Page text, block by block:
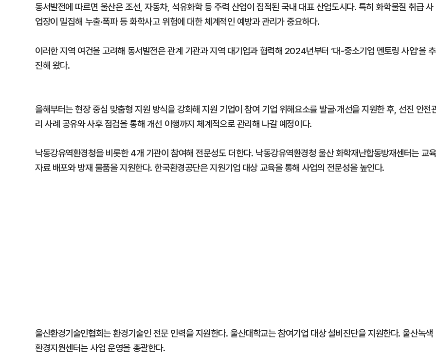
동서발전에 따르면 울산은 조선, 자동차, 석유화학 등 주력 산업이 집적된 국내 대표 산업도시다. 특히 화학물질 취급 사
업장이 밀집해 누출·폭파 등 화학사고 위험에 대한 체계적인 예방과 관리가 중요하다.
이러한 지역 여건을 고려해 동서발전은 관계 기관과 지역 대기업과 협력해 2024년부터 ‘대-중소기업 멘토링 사업’을 추
진해 왔다.
올해부터는 현장 중심 맞춤형 지원 방식을 강화해 지원 기업이 참여 기업 위해요소를 발굴·개선을 지원한 후, 선진 안전
리 사례 공유와 사후 점검을 통해 개선 이행까지 체계적으로 관리해 나갈 예정이다.
낙동강유역환경청을 비롯한 4개 기관이 참여해 전문성도 더한다. 낙동강유역환경청 울산 화학재난합동방재센터는 교육
자료 배포와 방재 물품을 지원한다. 한국환경공단은 지원기업 대상 교육을 통해 사업의 전문성을 높인다.
울산환경기술인협회는 환경기술인 전문 인력을 지원한다. 울산대학교는 참여기업 대상 설비진단을 지원한다. 울산녹색
환경지원센터는 사업 운영을 총괄한다.